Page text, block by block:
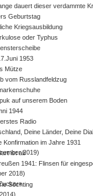
dauert dieser verdammte
Geburtstag
Kriegsausbildung
oder Typhus
1953
Mütze
vom Russlandfeldzug
auf unserem Boden
1944
Radio
Deine Länder, Deine
Konfirmation im Jahre 1931
ist ab
1941: Flinsen für
Söchting
2019)
2018)